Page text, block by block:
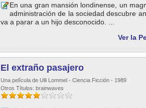
En una gran mansión londinense, un
administración de la sociedad descubre
va a parar a un hijo desconocido. ...
Ver la
El extraño pasajero
Una película de Ulli Lommel - Ciencia Ficción - 1989
Otros Títulos: brainwaves